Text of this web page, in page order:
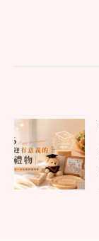
文
章
導
覽
Parent
post: